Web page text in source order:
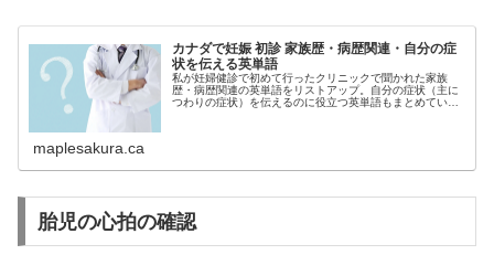
カナダで妊娠 初診 家族歴・病歴関連・自分の症
状を伝える英単語
私が妊婦健診で初めて行ったクリニックで聞かれた家族
歴・病歴関連の英単語をリストアップ。自分の症状（主に
つわりの症状）を伝えるのに役立つ英単語もまとめていま
maplesakura.ca
胎児の心拍の確認